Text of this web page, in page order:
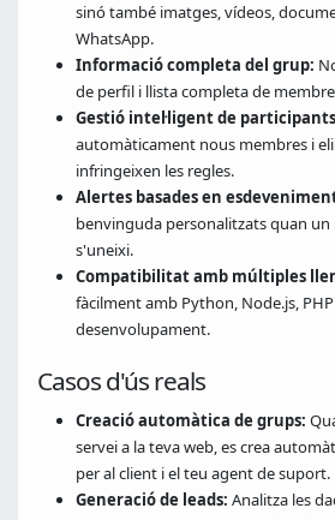
sinó també imatges, vídeos,
WhatsApp.
Informació completa del grup:
de perfil i llista completa de
Gestió intel·ligent de
automàticament nous membres i
infringeixen les regles.
Alertes basades en
benvinguda personalitzats quan
s'uneixi.
Compatibilitat amb múltiples
fàcilment amb Python, Node.js,
desenvolupament.
Casos d'ús reals
Creació automàtica de grups:
servei a la teva web, es crea
per al client i el teu agent de suport.
Generació de leads: Analitza les